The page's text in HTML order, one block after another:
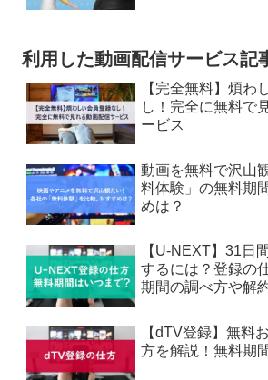
利用した動画配信サービス記
【完全無料】煩わ
し！完全に無料で
ービス
動画を無料で沢山
料体験」の無料期
めは？
【U-NEXT】31日
するには？登録の
期間の調べ方や解
【dTV登録】無料
方を解説！無料期